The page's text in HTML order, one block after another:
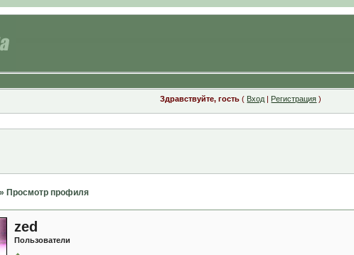
Здравствуйте, гость ( Вход | Регистрация )
Просмотр профиля
zed
Пользователи